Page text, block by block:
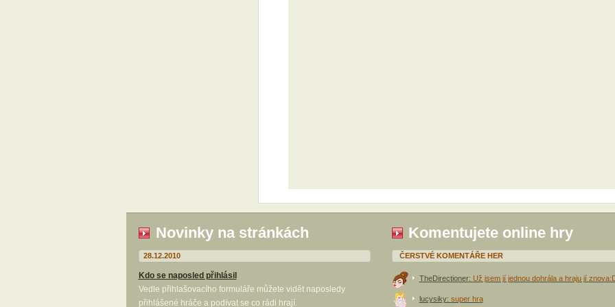
Novinky na stránkách
28.12.2010
Kdo se naposled přihlásil
Vedle přihlašovacího formuláře můžete vidět naposledy
přihlášené hráče a podívat se co rádi hrají.
Komentujete online hry
ČERSTVÉ KOMENTÁŘE HER
TheDirectioner: Už jsem jí jednou dohrála a hraju jí
lucysiky: super hra